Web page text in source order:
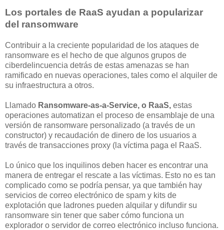
Los portales de RaaS ayudan a popularizar
del ransomware
Contribuir a la creciente popularidad de los ataques de
ransomware es el hecho de que algunos grupos de
ciberdelincuencia detrás de estas amenazas se han
ramificado en nuevas operaciones, tales como el alquiler de
su infraestructura a otros.
Llamado Ransomware-as-a-Service, o RaaS, estas
operaciones automatizan el proceso de ensamblaje de una
versión de ransomware personalizado (a través de un
constructor) y recaudación de dinero de los usuarios a
través de transacciones proxy (la víctima paga el RaaS.
Lo único que los inquilinos deben hacer es encontrar una
manera de entregar el rescate a las víctimas. Esto no es tan
complicado como se podría pensar, ya que también hay
servicios de correo electrónico de spam y kits de
explotación que ladrones pueden alquilar y difundir su
ransomware sin tener que saber cómo funciona un
explorador o servidor de correo electrónico incluso funciona.